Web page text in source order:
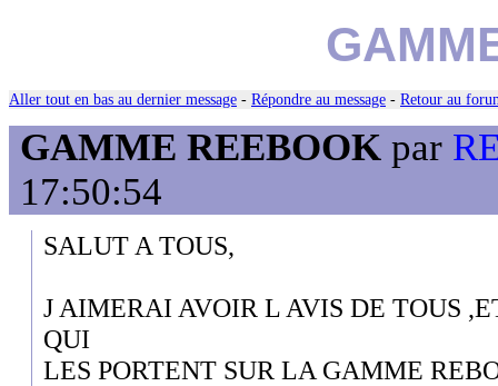
Aller tout en bas au dernier message - Répondre au message - Retour au
GAMME REEBOOK par
17:50:54
SALUT A TOUS,
J AIMERAI AVOIR L AVIS DE TOUS
QUI
LES PORTENT SUR LA GAMME